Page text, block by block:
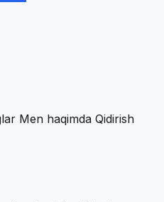
Men haqimda Qidirish